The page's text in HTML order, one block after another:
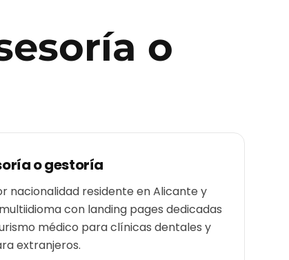
o
o gestoría
nacionalidad residente en Alicante y
con landing pages dedicadas
médico para clínicas dentales y
extranjeros.